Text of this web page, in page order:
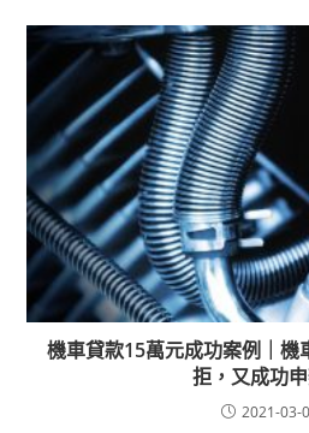
機車貸款15萬元成功案例｜機
拒，又成功申
2021-03-